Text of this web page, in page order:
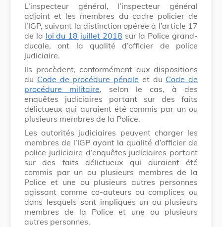
L’inspecteur général, l’inspecteur général
adjoint et les membres du cadre policier de
l’IGP, suivant la distinction opérée à l’article 17
de la loi du 18 juillet 2018 sur la Police grand-
ducale, ont la qualité d’officier de police
judiciaire.
Ils procèdent, conformément aux dispositions
du Code de procédure pénale et du Code de
procédure militaire, selon le cas, à des
enquêtes judiciaires portant sur des faits
délictueux qui auraient été commis par un ou
plusieurs membres de la Police.
Les autorités judiciaires peuvent charger les
membres de l’IGP ayant la qualité d’officier de
police judiciaire d’enquêtes judiciaires portant
sur des faits délictueux qui auraient été
commis par un ou plusieurs membres de la
Police et une ou plusieurs autres personnes
agissant comme co-auteurs ou complices ou
dans lesquels sont impliqués un ou plusieurs
membres de la Police et une ou plusieurs
autres personnes.